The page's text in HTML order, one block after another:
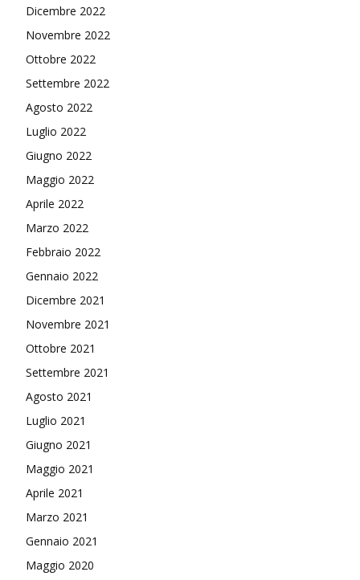
Dicembre 2022
Novembre 2022
Ottobre 2022
Settembre 2022
Agosto 2022
Luglio 2022
Giugno 2022
Maggio 2022
Aprile 2022
Marzo 2022
Febbraio 2022
Gennaio 2022
Dicembre 2021
Novembre 2021
Ottobre 2021
Settembre 2021
Agosto 2021
Luglio 2021
Giugno 2021
Maggio 2021
Aprile 2021
Marzo 2021
Gennaio 2021
Maggio 2020